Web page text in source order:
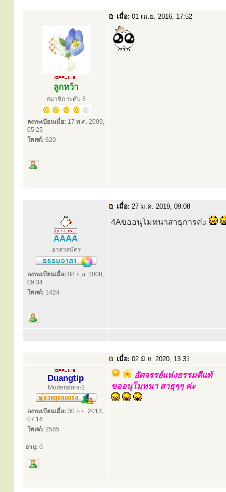
เมื่อ: 01 เม.ย. 2016, 17:52
ลูกหว้า
สมาชิก ระดับ 8
ลงทะเบียนเมื่อ: 17 พ.ค. 2009,
05:25
โพสต์: 620
เมื่อ: 27 ม.ค. 2019, 09:08
AAAA
อาสาสมัคร
ลงทะเบียนเมื่อ: 08 ธ.ค. 2008,
09:34
โพสต์: 1424
4Aขออนุโมทนาสาธุการค่ะ
เมื่อ: 02 มิ.ย. 2020, 13:31
Duangtip
Moderators-2
ลงทะเบียนเมื่อ: 30 ก.ย. 2013,
07:16
โพสต์: 2585
อายุ: 0
อัศจรรย์แห่งธรรมดีแท้
ขออนุโมทนา สาธุๆๆ ค่ะ